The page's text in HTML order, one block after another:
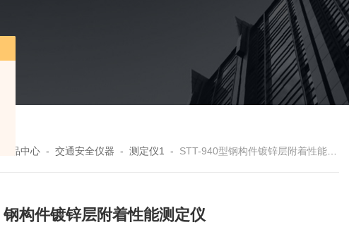
产品中心 -交通安全仪器 -测定仪1 - STT-940型钢构件镀锌层附着性能测定仪
钢构件镀锌层附着性能测定仪